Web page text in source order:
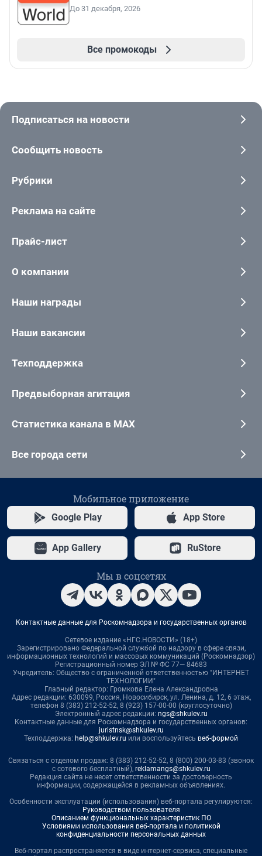
До 31 декабря, 2026
Все промокоды
Подписаться на новости
Сообщить новость
Рубрики
Реклама на сайте
Прайс-лист
О компании
Наши награды
Наши вакансии
Техподдержка
Предвыборная агитация
Статистика канала в MAX
Все города сети
Мобильное приложение
Google Play App Store
App Gallery RuStore
Мы в соцсетях
Контактные данные для Роскомнадзора и государственных органов
Сетевое издание «НГС.НОВОСТИ» (18+)
Зарегистрировано Федеральной службой по надзору в сфере связи,
информационных технологий и массовых коммуникаций (Роскомнадзор)
Регистрационный номер ЭЛ № ФС 77— 84683
Учредитель: Общество с ограниченной ответственностью "ИНТЕРНЕТ
ТЕХНОЛОГИИ"
Главный редактор: Громкова Елена Александровна
Адрес редакции: 630099, Россия, Новосибирск, ул. Ленина, д. 12, 6 этаж,
телефон 8 (383) 212-52-52, 8 (923) 157-00-00 (круглосуточно)
Электронный адрес редакции: ngs@shkulev.ru
Контактные данные для Роскомнадзора и государственных органов:
juristnsk@shkulev.ru
Техподдержка: help@shkulev.ru или воспользуйтесь веб-формой
Связаться с отделом продаж: 8 (383) 212-52-52, 8 (800) 200-03-83 (звонок
с сотового бесплатный), reklamangs@shkulev.ru
Редакция сайта не несет ответственности за достоверность
информации, содержащейся в рекламных объявлениях.
Особенности эксплуатации (использования) веб-портала регулируются:
Руководством пользователя
Описанием функциональных характеристик ПО
Условиями использования веб-портала и политикой
конфиденциальности персональных данных
Веб-портал распространяется в виде интернет-сервиса, специальные